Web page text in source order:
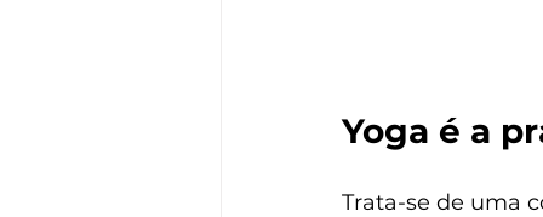
Yoga é a
Trata-se de uma